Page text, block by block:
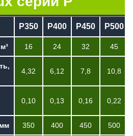
P350 P400 P450 P500
16 24 32 45
4,32 6,12 7,8 10,8
0,10 0,13 0,16 0,22
350 400 450 500